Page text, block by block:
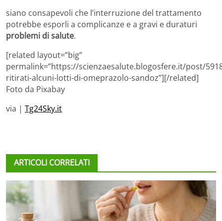
siano consapevoli che l’interruzione del trattamento
potrebbe esporli a complicanze e a gravi e duraturi
problemi di salute.
[related layout=”big”
permalink=”https://scienzaesalute.blogosfere.it/post/
ritirati-alcuni-lotti-di-omeprazolo-sandoz”][/related]
Foto da Pixabay
via | Tg24Sky.it
ARTICOLI CORRELATI